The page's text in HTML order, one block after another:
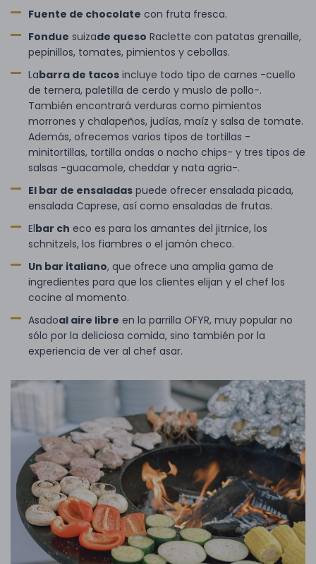
Fuente de chocolate con fruta fresca.
Fondue suizade queso Raclette con patatas grenaille,
pepinillos, tomates, pimientos y cebollas.
Labarra de tacos incluye todo tipo de carnes -cuello
de ternera, paletilla de cerdo y muslo de pollo-.
También encontrará verduras como pimientos
morrones y chalapeños, judías, maíz y salsa de tomate.
Además, ofrecemos varios tipos de tortillas -
minitortillas, tortilla ondas o nacho chips- y tres tipos de
salsas -guacamole, cheddar y nata agria-.
El bar de ensaladas puede ofrecer ensalada picada,
ensalada Caprese, así como ensaladas de frutas.
Elbar ch eco es para los amantes del jitrnice, los
schnitzels, los fiambres o el jamón checo.
Un bar italiano, que ofrece una amplia gama de
ingredientes para que los clientes elijan y el chef los
cocine al momento.
Asadoal aire libre en la parrilla OFYR, muy popular no
sólo por la deliciosa comida, sino también por la
experiencia de ver al chef asar.